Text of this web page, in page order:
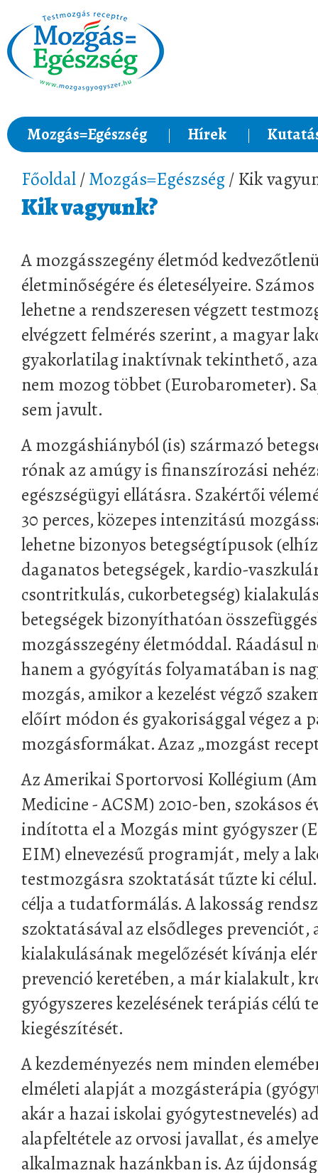
Mozgás=Egészség Hírek
Főoldal/Mozgás=Egészség/ Kik
Kik vagyunk?
A mozgásszegény életmód
életminőségére és életesélyeire.
lehetne a rendszeresen végzett
elvégzett felmérés szerint, a magyar
gyakorlatilag inaktívnak tekinthető,
nem mozog többet (Eurobarometer).
sem javult.
A mozgáshiányból (is) származó
rónak az amúgy is finanszírozási
egészségügyi ellátásra. Szakértői
30 perces, közepes intenzitású
lehetne bizonyos betegségtípusok
daganatos betegségek, kardio-
csontritkulás, cukorbetegség)
betegségek bizonyíthatóan
mozgásszegény életmóddal. Ráadásul
hanem a gyógyítás folyamatában is
mozgás, amikor a kezelést végző
előírt módon és gyakorisággal végez a
mozgásformákat. Azaz „mozgást
Az Amerikai Sportorvosi Kollégium
Medicine - ACSM) 2010-ben, szokásos
indította el a Mozgás mint gyógyszer
EIM) elnevezésű programját, mely a
testmozgásra szoktatását tűzte ki
célja a tudatformálás. A lakosság
szoktatásával az elsődleges prevenciót,
kialakulásának megelőzését kívánja
prevenció keretében, a már kialakult,
gyógyszeres kezelésének terápiás célú
kiegészítését.
A kezdeményezés nem minden
elméleti alapját a mozgásterápia
akár a hazai iskolai gyógytestnevelés)
alapfeltétele az orvosi javallat, és
alkalmaznak hazánkban is. Az